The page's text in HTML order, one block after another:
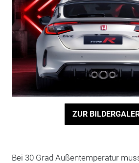
ZUR
Bei 30 Grad Außentemperatur